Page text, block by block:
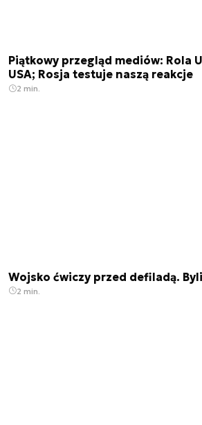
Piątkowy przegląd mediów: Rola
USA; Rosja testuje naszą reakcje
2 min.
Wojsko ćwiczy przed defiladą.
2 min.